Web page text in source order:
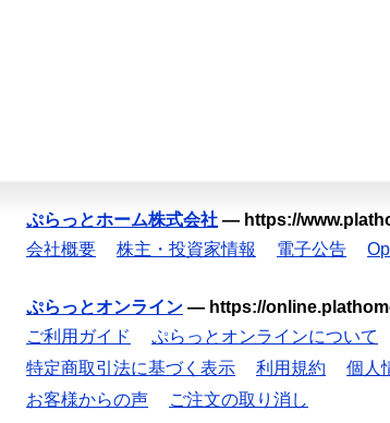
ぷらっとホーム株式会社 — https://
会社概要
株主・投資家情報 電子公告
ぷらっとオンライン — https://
ご利用ガイド
ぷらっとオンラインについて
特定商取引法に基づく表示
利用規約 個人
お客様からの声
ご注文の取り消し